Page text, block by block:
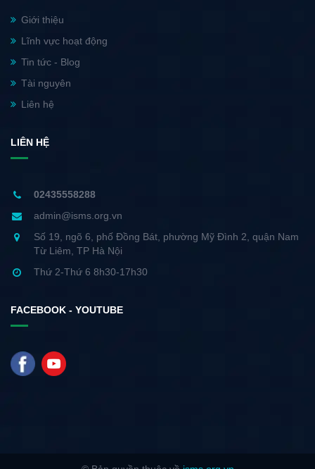
Giới thiệu
Lĩnh vực hoạt động
Tin tức - Blog
Tài nguyên
Liên hệ
LIÊN HỆ
02435558288
admin@isms.org.vn
Số 19, ngõ 6, phố Đồng Bát, phường Mỹ Đình 2, quận Nam
Từ Liêm, TP Hà Nội
Thứ 2-Thứ 6 8h30-17h30
FACEBOOK - YOUTUBE